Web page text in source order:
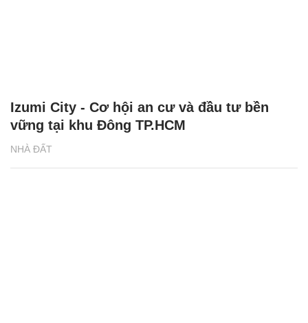
NHÀ ĐẤT
Izumi City - Cơ hội an cư và đầu tư bền
vững tại khu Đông TP.HCM